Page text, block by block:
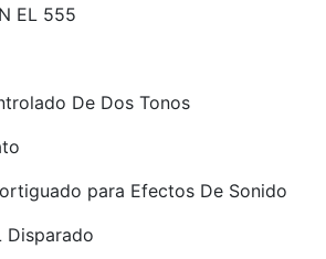
EL 555
De Dos Tonos
para Efectos De Sonido
Disparado